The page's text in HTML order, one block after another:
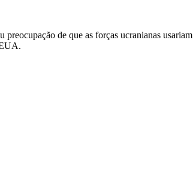
de que as forças ucranianas